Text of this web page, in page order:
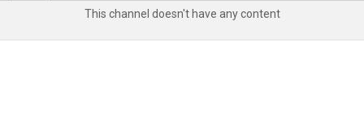
This channel doesn't have any content